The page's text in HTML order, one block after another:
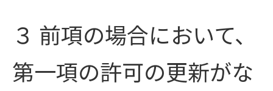
３ 前項の場合において、
第一項の許可の更新がな